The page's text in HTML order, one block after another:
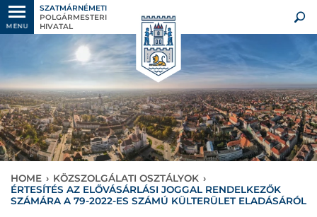
MENU
SZATMÁRNÉMETI
POLGÁRMESTERI
HIVATAL
HOME › KÖZSZOLGÁLATI OSZTÁLYOK ›
ÉRTESÍTÉS AZ ELŐVÁSÁRLÁSI JOGGAL RENDELKEZŐK
SZÁMÁRA A 79-2022-ES SZÁMÚ KÜLTERÜLET ELADÁSÁRÓL